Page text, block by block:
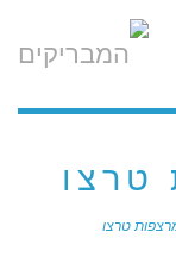
טרצו
טרצו